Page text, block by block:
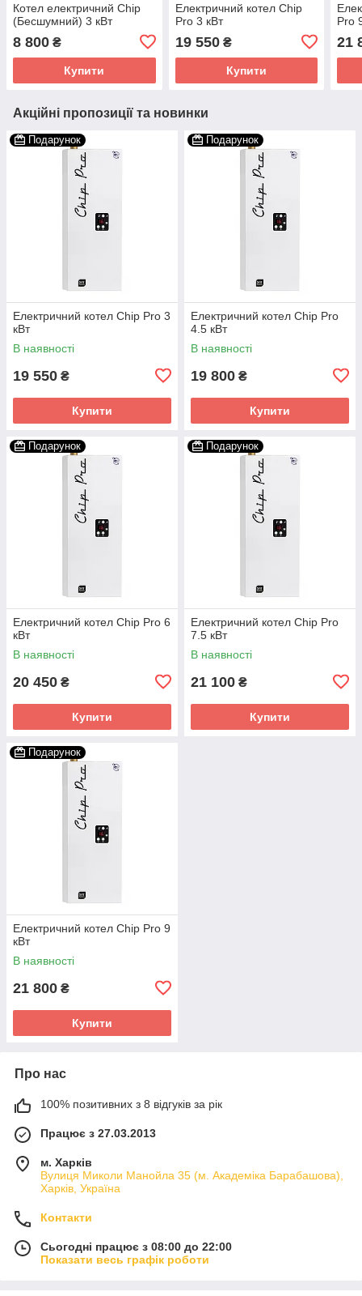
Котел електричний Chip
(Бесшумний) 3 кВт
8 800 ₴
Купити
Електричний котел Chip
Pro 3 кВт
19 550₴
Купити
Pro
21
Акційні пропозиції та новинки
Подарунок
Електричний котел Chip Pro 3
кВт
В наявності
19 550 ₴
Купити
Подарунок
Електричний котел Chip Pro
4.5 кВт
В наявності
19 800 ₴
Купити
Подарунок
Електричний котел Chip Pro 6
кВт
В наявності
20 450 ₴
Купити
Подарунок
Електричний котел Chip Pro
7.5 кВт
В наявності
21 100 ₴
Купити
Подарунок
Електричний котел Chip Pro 9
кВт
В наявності
21 800 ₴
Купити
Про нас
100% позитивних з 8 відгуків за рік
Працює з 27.03.2013
м. Харків
Вулиця Миколи Манойла 35 (м. Академіка Барабашова),
Харків, Україна
Контакти
Сьогодні працює з 08:00 до 22:00
Показати весь графік роботи